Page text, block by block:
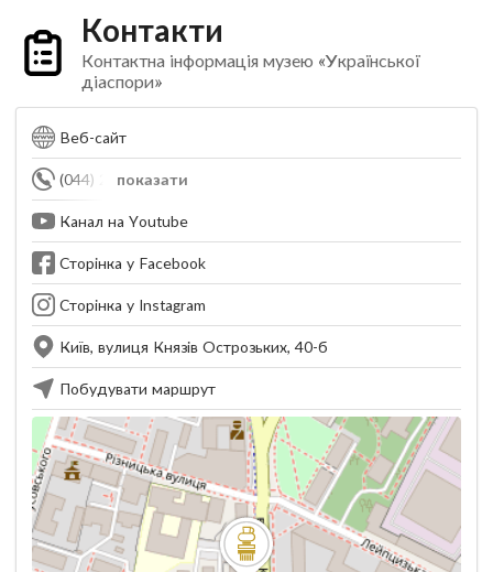
Контакти
Контактна інформація музею «Української
діаспори»
Веб-сайт
показати
(044) 280-64-18
Канал на Youtube
Сторінка у Facebook
Сторінка у Instagram
Київ, вулиця Князів Острозьких, 40-б
Побудувати маршрут